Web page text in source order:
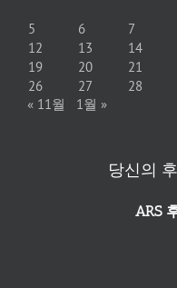
5
6 7
12
13 14
19
20 21
26
27 28
« 11월
1월 »
당신의
ARS